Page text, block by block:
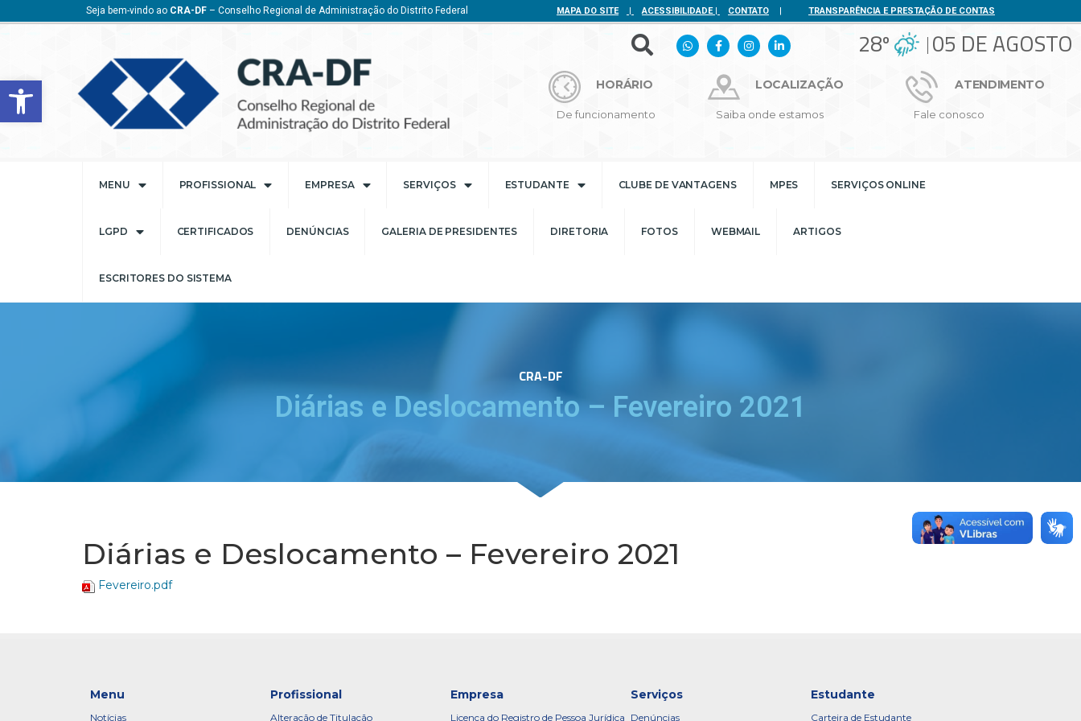
Barra de Ferramentas Aberta
Seja bem-vindo ao CRA-DF – Conselho Regional de Administração do Distrito Federal MAPA DO SITE | ACESSIBILIDADE| CONTATO | TRANSPARÊNCIA E PRESTAÇÃO DE CONTAS
28º 05 DE AGOSTO
HORÁRIO
De funcionamento
LOCALIZAÇÃO
Saiba onde estamos
ATENDIMENTO
Fale conosco
MENU PROFISSIONAL EMPRESA SERVIÇOS ESTUDANTE CLUBE DE VANTAGENS MPES SERVIÇOS ONLINE
LGPD CERTIFICADOS DENÚNCIAS GALERIA DE PRESIDENTES DIRETORIA FOTOS WEBMAIL ARTIGOS
ESCRITORES DO SISTEMA
CRA-DF
Diárias e Deslocamento – Fevereiro 2021
Diárias e Deslocamento – Fevereiro 2021
Fevereiro.pdf
Menu
Notícias
Profissional
Alteração de Titulação
Empresa
Licença do Registro de Pessoa Jurídica
Serviços
Denúncias
Estudante
Carteira de Estudante